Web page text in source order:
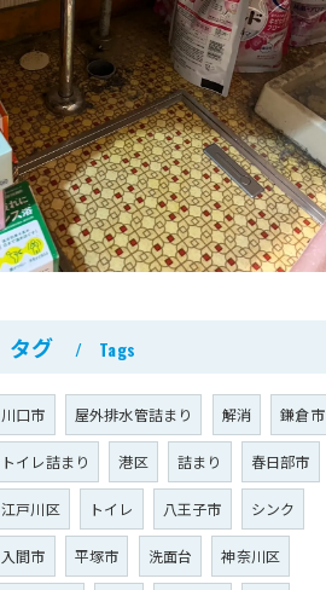
タグ Tags
川口市 屋外排水管詰まり 解消 鎌倉市
トイレ詰まり 港区 詰まり 春日部市
江戸川区 トイレ 八王子市 シンク
入間市 平塚市 洗面台 神奈川区